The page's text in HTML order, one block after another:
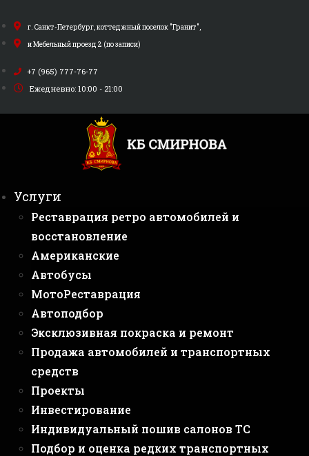
к
содержимому
г. Санкт-Петербург, коттеджный поселок "Гранит",
и Мебельный проезд 2 (по записи)
+7 (965) 777-76-77
Ежедневно: 10:00 - 21:00
Услуги
Реставрация ретро автомобилей и
восстановление
Американские
Автобусы
МотоРеставрация
Автоподбор
Эксклюзивная покраска и ремонт
Продажа автомобилей и транспортных
средств
Проекты
Инвестирование
Индивидуальный пошив салонов ТС
Подбор и оценка редких транспортных